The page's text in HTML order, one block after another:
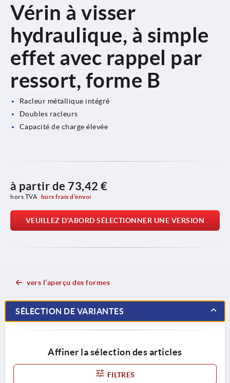
Vérin à visser
hydraulique, à simple
effet avec rappel par
ressort, forme B
Racleur métallique intégré
Doubles racleurs
Capacité de charge élevée
à partir de 73,42 €
hors TVA hors frais d’envoi
VEUILLEZ D’ABORD SÉLECTIONNER UNE VERSION
vers l’aperçu des formes
SÉLECTION DE VARIANTES
Affiner la sélection des articles
FILTRES